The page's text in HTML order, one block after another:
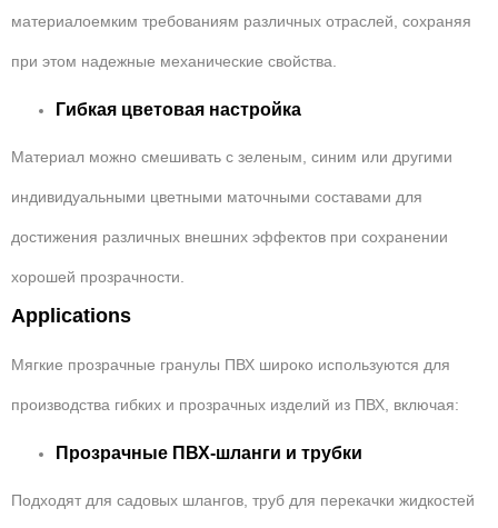
материалоемким требованиям различных отраслей, сохраняя
при этом надежные механические свойства.
Гибкая цветовая настройка
Материал можно смешивать с зеленым, синим или другими
индивидуальными цветными маточными составами для
достижения различных внешних эффектов при сохранении
хорошей прозрачности.
Applications
Мягкие прозрачные гранулы ПВХ широко используются для
производства гибких и прозрачных изделий из ПВХ, включая:
Прозрачные ПВХ-шланги и трубки
Подходят для садовых шлангов, труб для перекачки жидкостей